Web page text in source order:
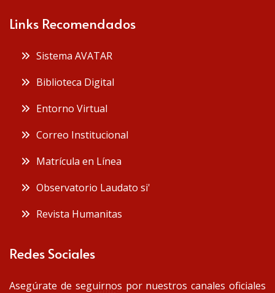
Links Recomendados
Sistema AVATAR
Biblioteca Digital
Entorno Virtual
Correo Institucional
Matrícula en Línea
Observatorio Laudato si'
Revista Humanitas
Redes Sociales
Asegúrate de seguirnos por nuestros canales oficiales